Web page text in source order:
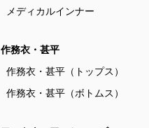
メディカルインナー
作務衣・甚平
作務衣・甚平（トップス）
作務衣・甚平（ボトムス）